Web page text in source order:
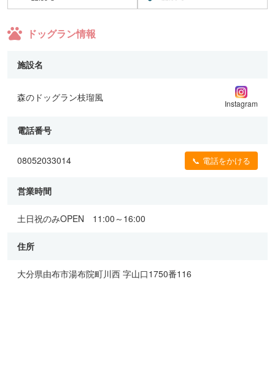
ドッグラン情報
施設名
森のドッグラン枝瑠風 Instagram
電話番号
08052033014 📞 電話をかける
営業時間
土日祝のみOPEN 11:00～16:00
住所
大分県由布市湯布院町川西 字山口1750番116